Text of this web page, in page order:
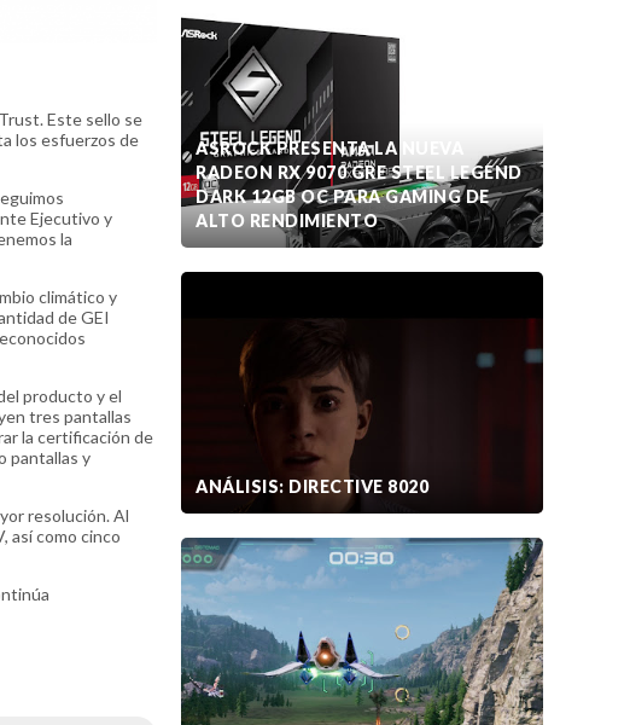
Este sello se
los esfuerzos de
Ejecutivo y
la
climático y
de GEI
producto y el
tres pantallas
la certificación de
pantallas y
resolución. Al
así como cinco
ASROCK PRESENTA LA NUEVA
RADEON RX 9070 GRE STEEL LEGEND
DARK 12GB OC PARA GAMING DE
ALTO RENDIMIENTO
ANÁLISIS: DIRECTIVE 8020